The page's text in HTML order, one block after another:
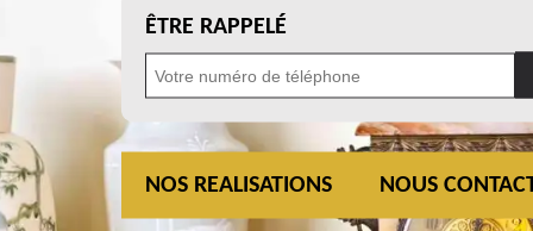
ÊTRE RAPPELÉ
NOS REALISATIONS NOUS